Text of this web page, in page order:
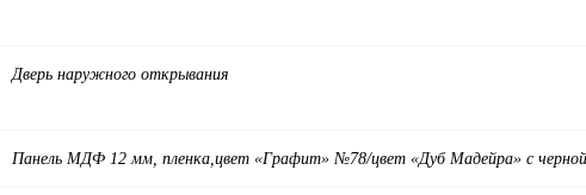
Дверь наружного открывания
Панель МДФ 12 мм, пленка,цвет «Графит» №78/цвет «Дуб Мадейра» с